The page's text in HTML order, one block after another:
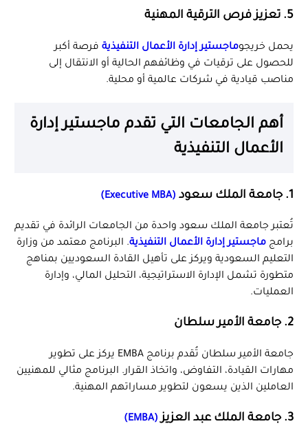
5. تعزيز فرص الترقية المهنية
يحمل خريجوماجستير إدارة الأعمال التنفيذية فرصة أكبر
للحصول على ترقيات في وظائفهم الحالية أو الانتقال إلى
مناصب قيادية في شركات عالمية أو محلية.
أهم الجامعات التي تقدم ماجستير إدارة
الأعمال التنفيذية
1. جامعة الملك سعود (Executive MBA)
تُعتبر جامعة الملك سعود واحدة من الجامعات الرائدة في تقديم
برامج ماجستير إدارة الأعمال التنفيذية. البرنامج معتمد من وزارة
التعليم السعودية ويركز على تأهيل القادة السعوديين بمناهج
متطورة تشمل الإدارة الاستراتيجية، التحليل المالي، وإدارة
العمليات.
2. جامعة الأمير سلطان
جامعة الأمير سلطان تُقدم برنامج EMBA يركز على تطوير
مهارات القيادة، التفاوض، واتخاذ القرار. البرنامج مثالي للمهنيين
العاملين الذين يسعون لتطوير مساراتهم المهنية.
3. جامعة الملك عبد العزيز (EMBA)